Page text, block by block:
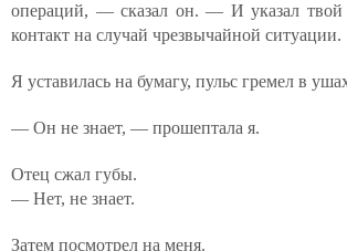
операций, — сказал он. — И указал твой
контакт на случай чрезвычайной ситуации.
Я уставилась на бумагу, пульс гремел в
— Он не знает, — прошептала я.
Отец сжал губы.
— Нет, не знает.
Затем посмотрел на меня.